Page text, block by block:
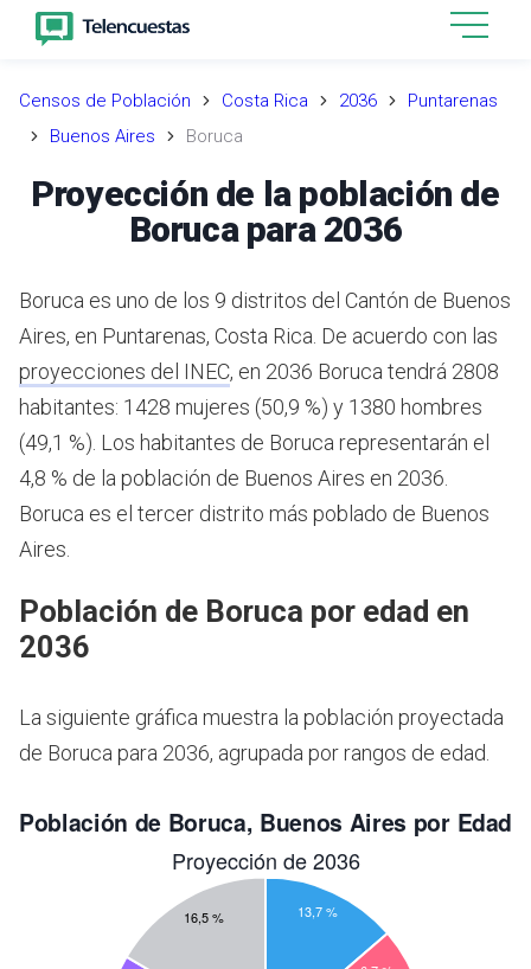
Censos de Población Costa Rica 2036
Puntarenas
Buenos Aires
Boruca
Proyección de la población de
Boruca para 2036
Boruca es uno de los 9 distritos del Cantón de Buenos
Aires, en Puntarenas, Costa Rica. De acuerdo con las
proyecciones del INEC, en 2036 Boruca tendrá 2808
habitantes: 1428 mujeres (50,9 %) y 1380 hombres
(49,1 %). Los habitantes de Boruca representarán el
4,8 % de la población de Buenos Aires en 2036.
Boruca es el tercer distrito más poblado de Buenos
Aires.
Población de Boruca por edad en
2036
La siguiente gráfica muestra la población proyectada
de Boruca para 2036, agrupada por rangos de edad.